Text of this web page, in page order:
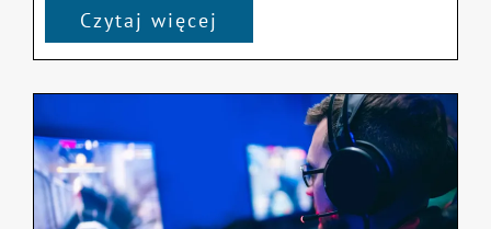
Czytaj więcej